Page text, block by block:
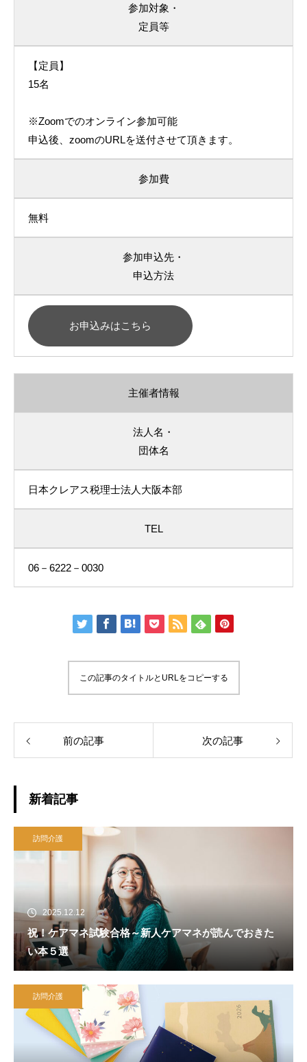
参加対象・
定員等
【定員】
15名
※Zoomでのオンライン参加可能
申込後、zoomのURLを送付させて頂きます。
参加費
無料
参加申込先・
申込方法
お申込みはこちら
主催者情報
法人名・
団体名
日本クレアス税理士法人大阪本部
TEL
06－6222－0030
この記事のタイトルとURLをコピーする
前の記事 次の記事
新着記事
訪問介護
2025.12.12
祝！ケアマネ試験合格～新人ケアマネが読んでおきた
い本５選
訪問介護